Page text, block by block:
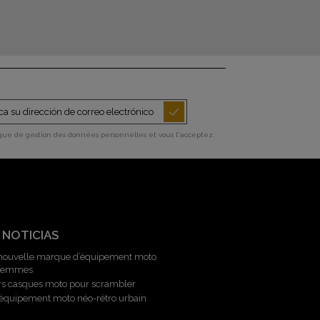
de gestion des données personnelles et vous l'acceptez.
marque d’équipement moto
casques moto pour scrambler
moto néo-rétro urbain